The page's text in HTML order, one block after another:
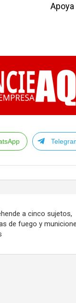
a cinco sujetos,
de fuego y